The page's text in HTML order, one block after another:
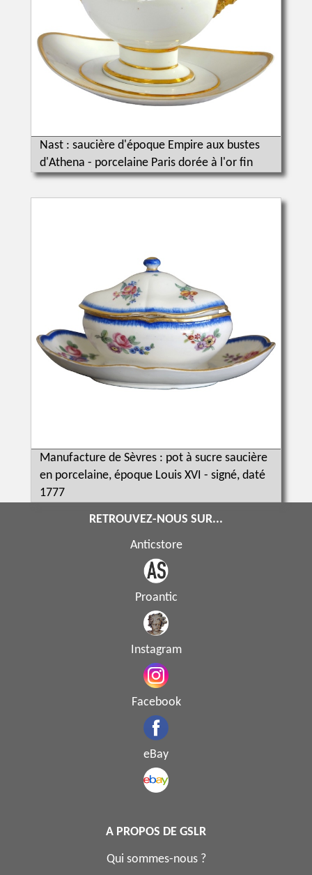
Nast : saucière d'époque Empire aux bustes
d'Athena - porcelaine Paris dorée à l'or fin
Manufacture de Sèvres : pot à sucre saucière
en porcelaine, époque Louis XVI - signé, daté
1777
RETROUVEZ-NOUS SUR...
Anticstore
Proantic
Instagram
Facebook
eBay
A PROPOS DE GSLR
Qui sommes-nous ?